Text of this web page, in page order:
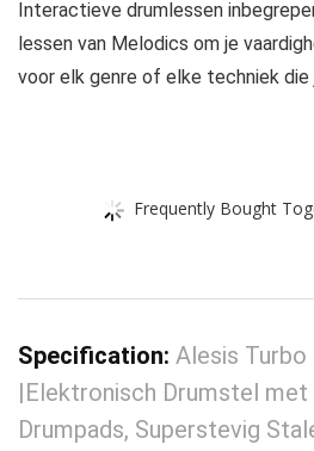
Interactieve drumlessen
lessen van Melodics om je
voor elk genre of elke techniek
Frequently Bought
Specification: Alesis
|Elektronisch Drumstel met
Drumpads, Superstevig